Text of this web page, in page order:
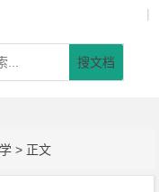
|
搜文档
> 正文